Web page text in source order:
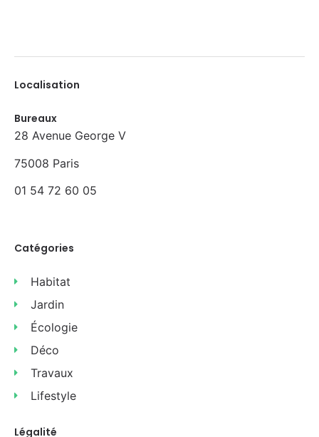
Localisation
Bureaux
28 Avenue George V
75008 Paris
01 54 72 60 05
Catégories
Habitat
Jardin
Écologie
Déco
Travaux
Lifestyle
Légalité